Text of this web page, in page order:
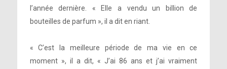
l’année dernière. « Elle a vendu un billion de
bouteilles de parfum », il a dit en riant.
« C’est la meilleure période de ma vie en ce
moment », il a dit, « J’ai 86 ans et j’ai vraiment